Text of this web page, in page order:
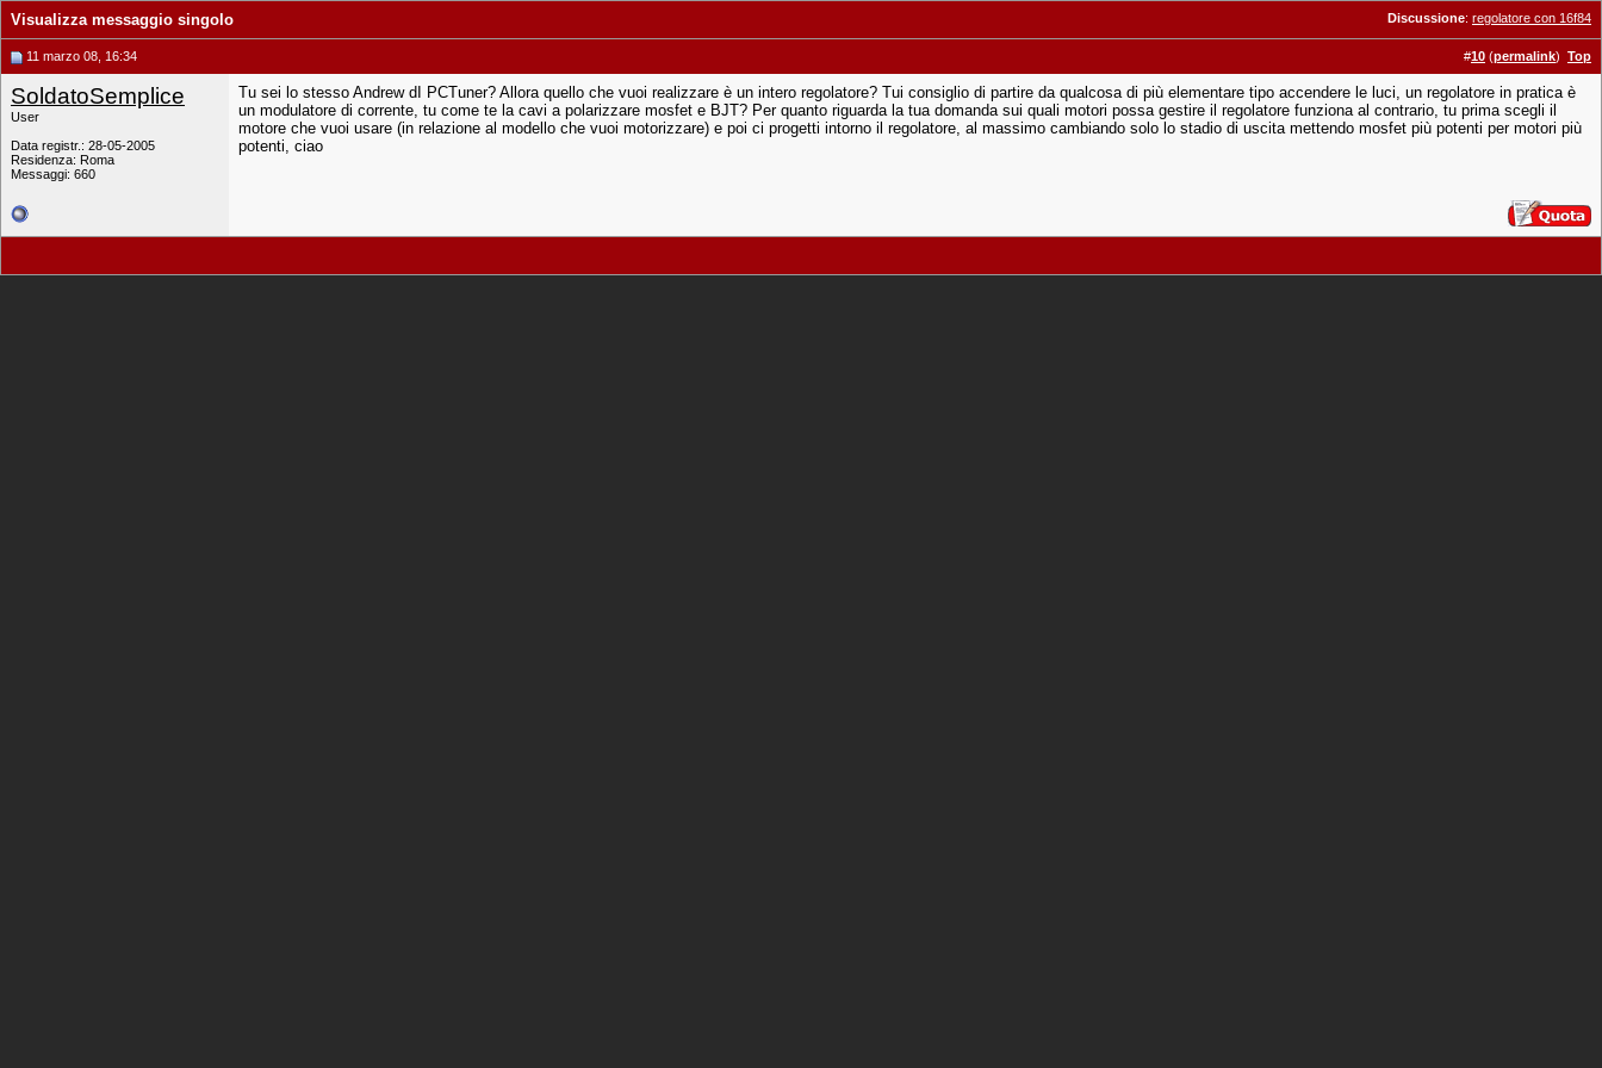
Discussione: regolatore con 16f84
Visualizza messaggio singolo
11 marzo 08, 16:34 #10 (permalink) Top
SoldatoSemplice
User
Data registr.: 28-05-2005
Residenza: Roma
Messaggi: 660
Tu sei lo stesso Andrew dI PCTuner? Allora quello che vuoi realizzare è un intero regolatore? Tui consiglio di partire da qualcosa di più elementare tipo accendere le luci, un regolatore in pratica è
un modulatore di corrente, tu come te la cavi a polarizzare mosfet e BJT? Per quanto riguarda la tua domanda sui quali motori possa gestire il regolatore funziona al contrario, tu prima scegli il
motore che vuoi usare (in relazione al modello che vuoi motorizzare) e poi ci progetti intorno il regolatore, al massimo cambiando solo lo stadio di uscita mettendo mosfet più potenti per motori più
potenti, ciao